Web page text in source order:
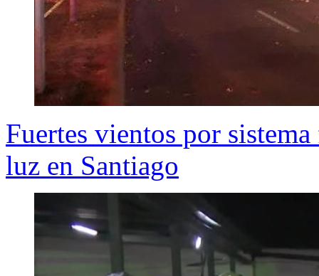
Fuertes vientos por
luz en Santiago